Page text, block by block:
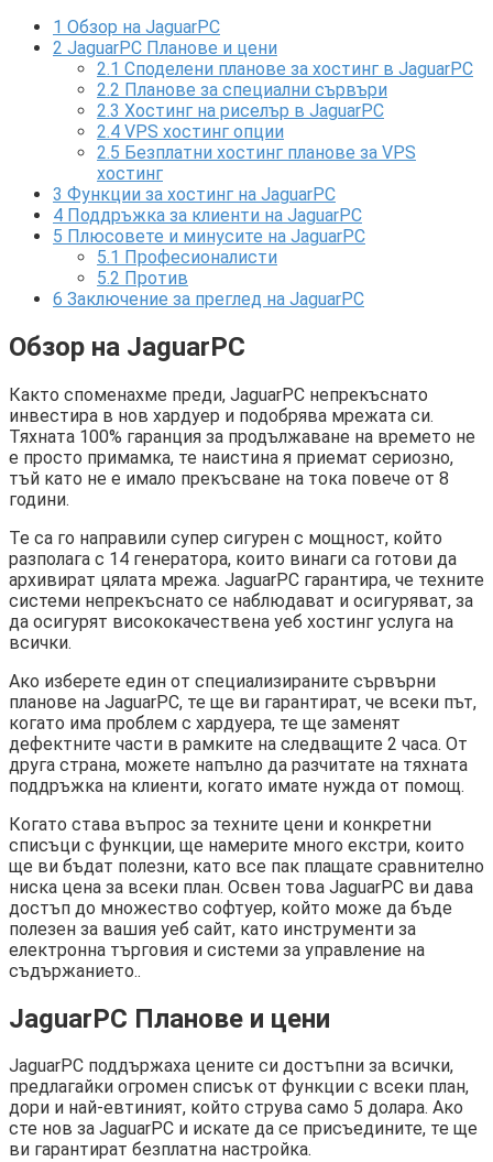
1 Обзор на JaguarPC
2 JaguarPC Планове и цени
2.1 Споделени планове за хостинг в JaguarPC
2.2 Планове за специални сървъри
2.3 Хостинг на риселър в JaguarPC
2.4 VPS хостинг опции
2.5 Безплатни хостинг планове за VPS
хостинг
3 Функции за хостинг на JaguarPC
4 Поддръжка за клиенти на JaguarPC
5 Плюсовете и минусите на JaguarPC
5.1 Професионалисти
5.2 Против
6 Заключение за преглед на JaguarPC
Обзор на JaguarPC
Както споменахме преди, JaguarPC непрекъснато
инвестира в нов хардуер и подобрява мрежата си.
Тяхната 100% гаранция за продължаване на времето не
е просто примамка, те наистина я приемат сериозно,
тъй като не е имало прекъсване на тока повече от 8
години.
Те са го направили супер сигурен с мощност, който
разполага с 14 генератора, които винаги са готови да
архивират цялата мрежа. JaguarPC гарантира, че техните
системи непрекъснато се наблюдават и осигуряват, за
да осигурят висококачествена уеб хостинг услуга на
всички.
Ако изберете един от специализираните сървърни
планове на JaguarPC, те ще ви гарантират, че всеки път,
когато има проблем с хардуера, те ще заменят
дефектните части в рамките на следващите 2 часа. От
друга страна, можете напълно да разчитате на тяхната
поддръжка на клиенти, когато имате нужда от помощ.
Когато става въпрос за техните цени и конкретни
списъци с функции, ще намерите много екстри, които
ще ви бъдат полезни, като все пак плащате сравнително
ниска цена за всеки план. Освен това JaguarPC ви дава
достъп до множество софтуер, който може да бъде
полезен за вашия уеб сайт, като инструменти за
електронна търговия и системи за управление на
съдържанието..
JaguarPC Планове и цени
JaguarPC поддържаха цените си достъпни за всички,
предлагайки огромен списък от функции с всеки план,
дори и най-евтиният, който струва само 5 долара. Ако
сте нов за JaguarPC и искате да се присъедините, те ще
ви гарантират безплатна настройка.